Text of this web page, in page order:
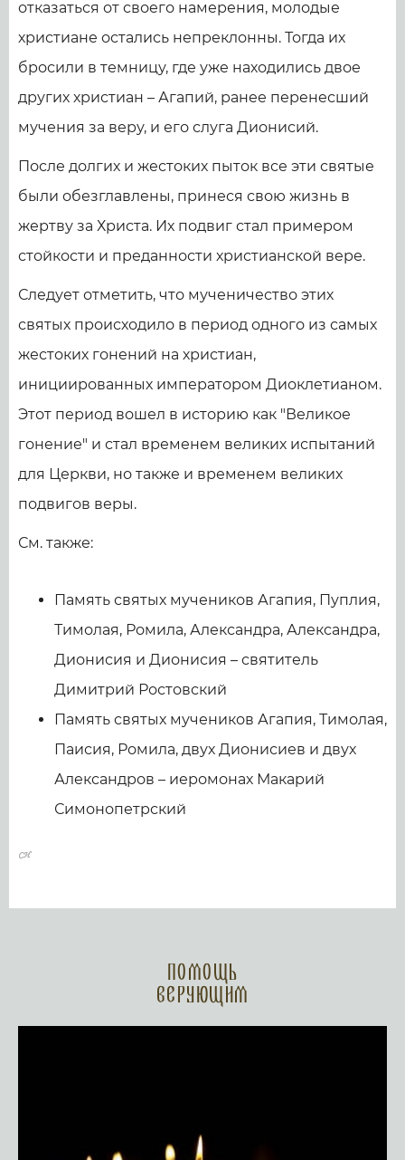
отказаться от своего намерения, молодые
христиане остались непреклонны. Тогда их
бросили в темницу, где уже находились двое
других христиан – Агапий, ранее перенесший
мучения за веру, и его слуга Дионисий.
После долгих и жестоких пыток все эти святые
были обезглавлены, принеся свою жизнь в
жертву за Христа. Их подвиг стал примером
стойкости и преданности христианской вере.
Следует отметить, что мученичество этих
святых происходило в период одного из самых
жестоких гонений на христиан,
инициированных императором Диоклетианом.
Этот период вошел в историю как "Великое
гонение" и стал временем великих испытаний
для Церкви, но также и временем великих
подвигов веры.
См. также:
Память святых мучеников Агапия, Пуплия,
Тимолая, Ромила, Александра, Александра,
Дионисия и Дионисия – святитель
Димитрий Ростовский
Память святых мучеников Агапия, Тимолая,
Паисия, Ромила, двух Дионисиев и двух
Александров – иеромонах Макарий
Симонопетрский
Помощь
верующим